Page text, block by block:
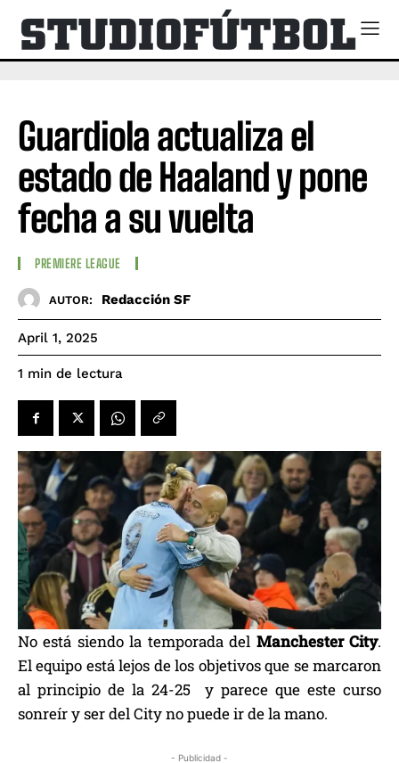
Guardiola actualiza el
estado de Haaland y pone
fecha a su vuelta
PREMIERE LEAGUE
AUTOR: Redacción SF
April 1, 2025
1 min de lectura
No está siendo la temporada del Manchester City.
El equipo está lejos de los objetivos que se marcaron
al principio de la 24-25 y parece que este curso
sonreír y ser del City no puede ir de la mano.
- Publicidad -